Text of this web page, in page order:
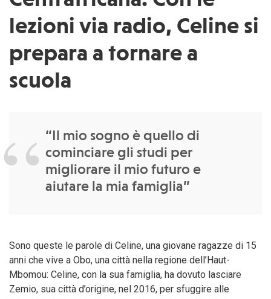
lezioni via radio, Celine si
prepara a tornare a
scuola
“Il mio sogno è quello di
cominciare gli studi per
migliorare il mio futuro e
aiutare la mia famiglia”
Sono queste le parole di Celine, una giovane ragazze di 15
anni che vive a Obo, una città nella regione dell’Haut-
Mbomou: Celine, con la sua famiglia, ha dovuto lasciare
Zemio, sua città d’origine, nel 2016, per sfuggire alle